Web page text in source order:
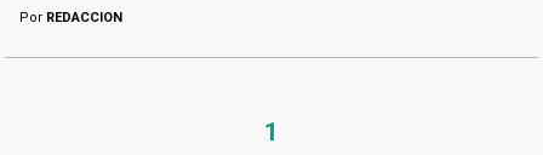
Por REDACCION
1